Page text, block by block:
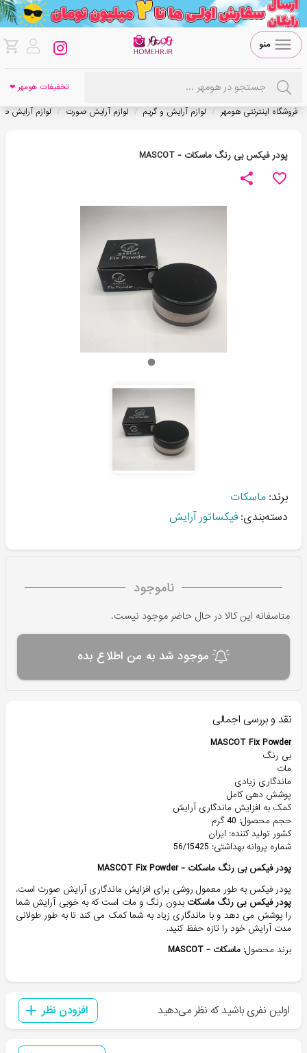
منو
تخفیفات هومهر ❤
فروشگاه اینترنتی هومهر / لوازم آرایش و گریم / لوازم آرایش صورت / لوازم آرایش
پودر فیکس بی رنگ ماسکات - MASCOT
برند: ماسکات
دسته‌بندی: فیکساتور آرایش
ناموجود
متاسفانه این کالا در حال حاضر موجود نیست.
موجود شد به من اطلاع بده
نقد و بررسی اجمالی
MASCOT Fix Powder
بی رنگ
مات
ماندگاری زیادی
پوشش دهی کامل
کمک به افزایش ماندگاری آرایش
حجم محصول: 40 گرم
کشور تولید کننده: ایران
شماره پروانه بهداشتی: 56/15425
پودر فیکس بی رنگ ماسکات - MASCOT Fix Powder
پودر فیکس به طور معمول روشی برای افزایش ماندگاری آرایش صورت است.
پودر فیکس بی رنگ ماسکات بدون رنگ و مات است که به خوبی آرایش شما
را پوشش می دهد و با ماندگاری زیاد به شما کمک می کند تا به طور طولانی
مدت آرایش خود را تازه حفظ کنید.
برند محصول: ماسکات - MASCOT
اولین نفری باشید که نظر می‌دهید افزودن نظر